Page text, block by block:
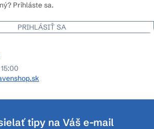
Prihláste sa.
PRIHLÁSIŤ SA
tipy na Váš e-mail